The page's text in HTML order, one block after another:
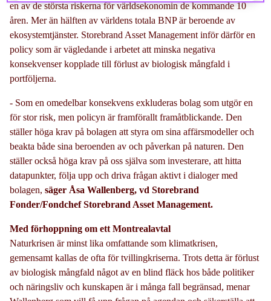
en av de största riskerna för världsekonomin de kommande 10
åren. Mer än hälften av världens totala BNP är beroende av
ekosystemtjänster. Storebrand Asset Management inför därför en
policy som är vägledande i arbetet att minska negativa
konsekvenser kopplade till förlust av biologisk mångfald i
portföljerna.
- Som en omedelbar konsekvens exkluderas bolag som utgör en
för stor risk, men policyn är framförallt framåtblickande. Den
ställer höga krav på bolagen att styra om sina affärsmodeller och
beakta både sina beroenden av och påverkan på naturen. Den
ställer också höga krav på oss själva som investerare, att hitta
datapunkter, följa upp och driva frågan aktivt i dialoger med
bolagen, säger Åsa Wallenberg, vd Storebrand
Fonder/Fondchef Storebrand Asset Management.
Med förhoppning om ett Montrealavtal
Naturkrisen är minst lika omfattande som klimatkrisen,
gemensamt kallas de ofta för tvillingkriserna. Trots detta är förlust
av biologisk mångfald något av en blind fläck hos både politiker
och näringsliv och kunskapen är i många fall begränsad, menar